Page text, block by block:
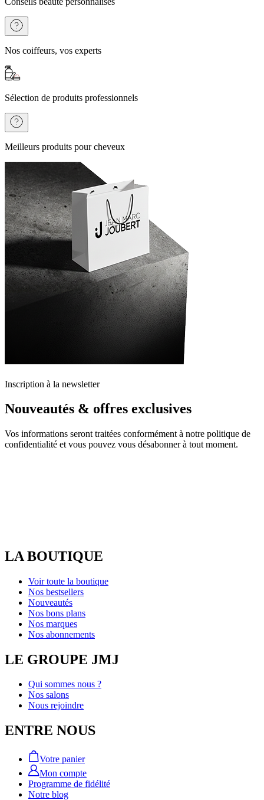
Nos coiffeurs, vos experts
Sélection de produits professionnels
Meilleurs produits pour cheveux
Inscription à la newsletter
Nouveautés & offres exclusives
Vos informations seront traitées conformément à notre politique de
confidentialité et vous pouvez vous désabonner à tout moment.
LA BOUTIQUE
Voir toute la boutique
Nos bestsellers
Nouveautés
Nos bons plans
Nos marques
Nos abonnements
LE GROUPE JMJ
Qui sommes nous ?
Nos salons
Nous rejoindre
ENTRE NOUS
Votre panier
Mon compte
Programme de fidélité
Notre blog